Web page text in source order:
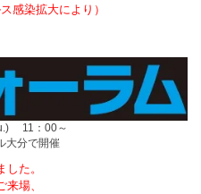
感染拡大により）
11：00～
大分で開催
した。
来場、